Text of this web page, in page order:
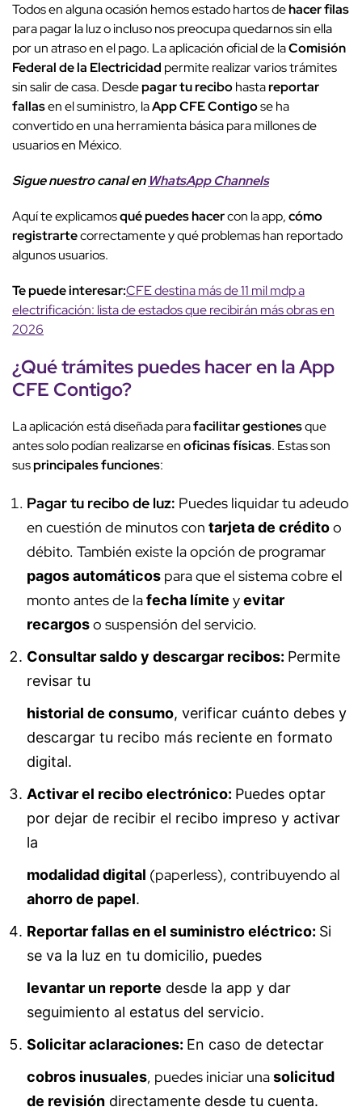
Todos en alguna ocasión hemos estado hartos dehacer filas
para pagar la luz o incluso nos preocupa quedarnos sin ella
por un atraso en el pago. La aplicación oficial de laComisión
Federal de la Electricidad permite realizar varios trámites
sin salir de casa. Desdepagar tu recibohastareportar
fallasen el suministro, laApp CFE Contigose ha
convertido en una herramienta básica para millones de
usuarios en México.
Sigue nuestro canal en WhatsApp Channels
Aquí te explicamosqué puedes hacercon la app,cómo
registrartecorrectamente y qué problemas han reportado
algunos usuarios.
Te puede interesar:CFE destina más de 11 mil mdp a
electrificación: lista de estados que recibirán más obras en
2026
¿Qué trámitespuedes hacer en laApp
CFE Contigo?
La aplicación está diseñada parafacilitar gestionesque
antes solo podían realizarse enoficinas físicas. Estas son
susprincipales funciones:
Pagar tu recibo de luz: Puedes liquidar tu adeudo
en cuestión de minutos con tarjeta de créditoo
débito. También existe la opción de programar
pagos automáticos para que el sistema cobre el
monto antes de lafecha límite yevitar
recargoso suspensión del servicio.
Consultar saldo y descargar recibos: Permite
revisar tu
historial de consumo, verificar cuánto debes y
descargar tu recibo más reciente en formato
digital.
Activar el recibo electrónico: Puedes optar
por dejar de recibir el recibo impreso y activar
la
modalidad digital (paperless), contribuyendo al
ahorro de papel.
Reportar fallas en el suministro eléctrico: Si
se va la luz en tu domicilio, puedes
levantar un reporte desde la app y dar
seguimiento al estatus del servicio.
Solicitar aclaraciones: En caso de detectar
cobros inusuales, puedes iniciar unasolicitud
de revisión directamente desde tu cuenta.